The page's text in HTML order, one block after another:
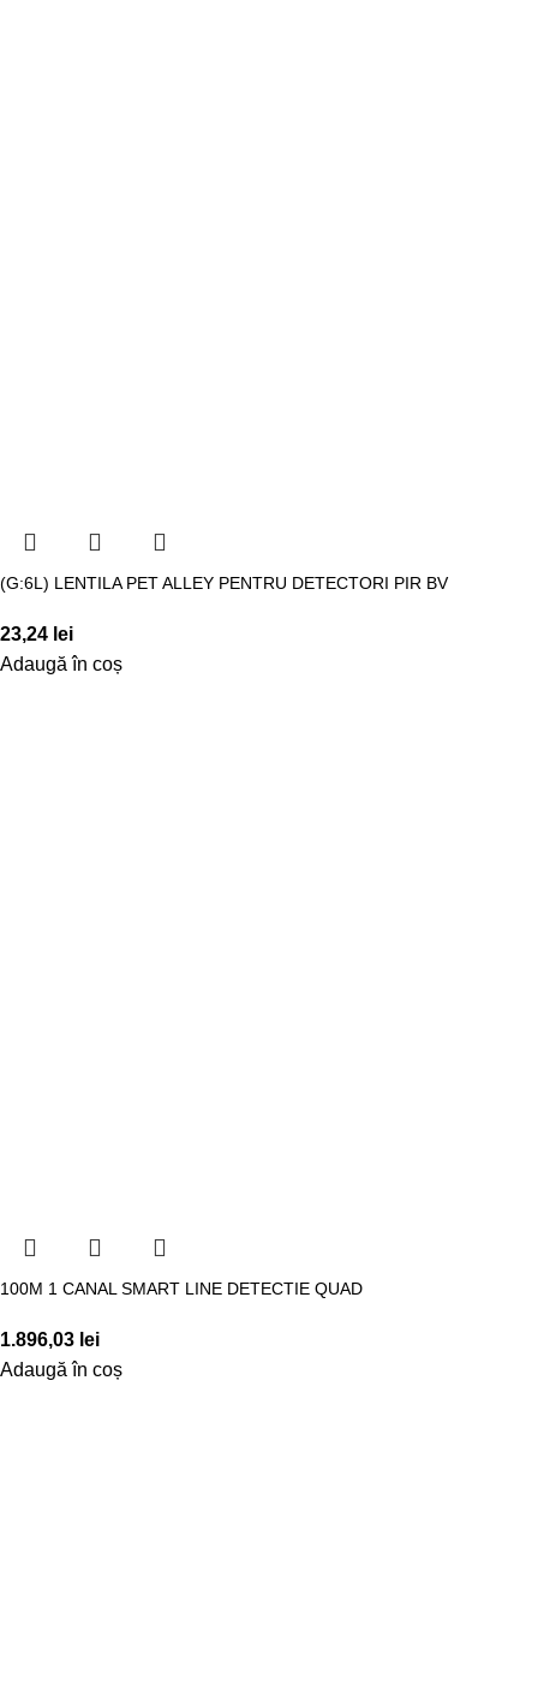
(G:6L) LENTILA PET ALLEY PENTRU DETECTORI PIR BV
23,24 lei
Adaugă în coș
100M 1 CANAL SMART LINE DETECTIE QUAD
1.896,03 lei
Adaugă în coș